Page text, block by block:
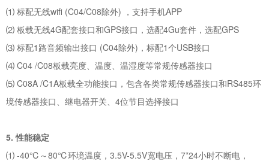
⑴ 标配无线wifi (C04/C08除外) ，支持手机APP
⑵ 板载无线4G配套接口和GPS接口，选配4Gu套件，选配GPS
⑶ 标配1路音频输出接口 (C04除外)，标配1个USB接口
⑷ C04 /C08板载亮度、温度、温湿度等常规传感器接口
⑸ C08A /C1A板载全功能接口，包含各类常规传感器接口和RS485环
境传感器接口、继电器开关、4位节目选择接口
5. 性能稳定
⑴ -40℃～80℃环境温度，3.5V-5.5V宽电压，7*24小时不断电，